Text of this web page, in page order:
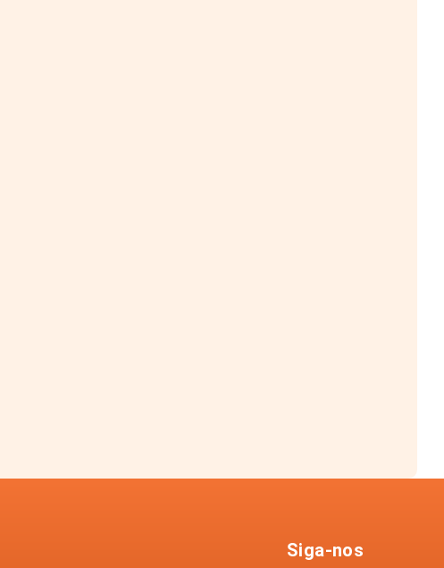
Siga-nos